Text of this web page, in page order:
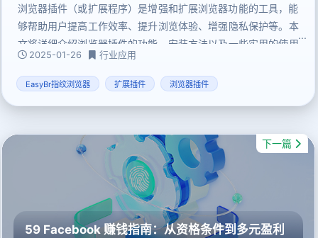
浏览器插件（或扩展程序）是增强和扩展浏览器功能的工具，能
够帮助用户提高工作效率、提升浏览体验、增强隐私保护等。本
文将详细介绍浏览器插件的功能、安装方法以及一些实用的使用
建议。
2025-01-26 行业应用
EasyBr指纹浏览器 扩展插件 浏览器插件
下一篇
59 Facebook 赚钱指南：从资格条件到多元盈利